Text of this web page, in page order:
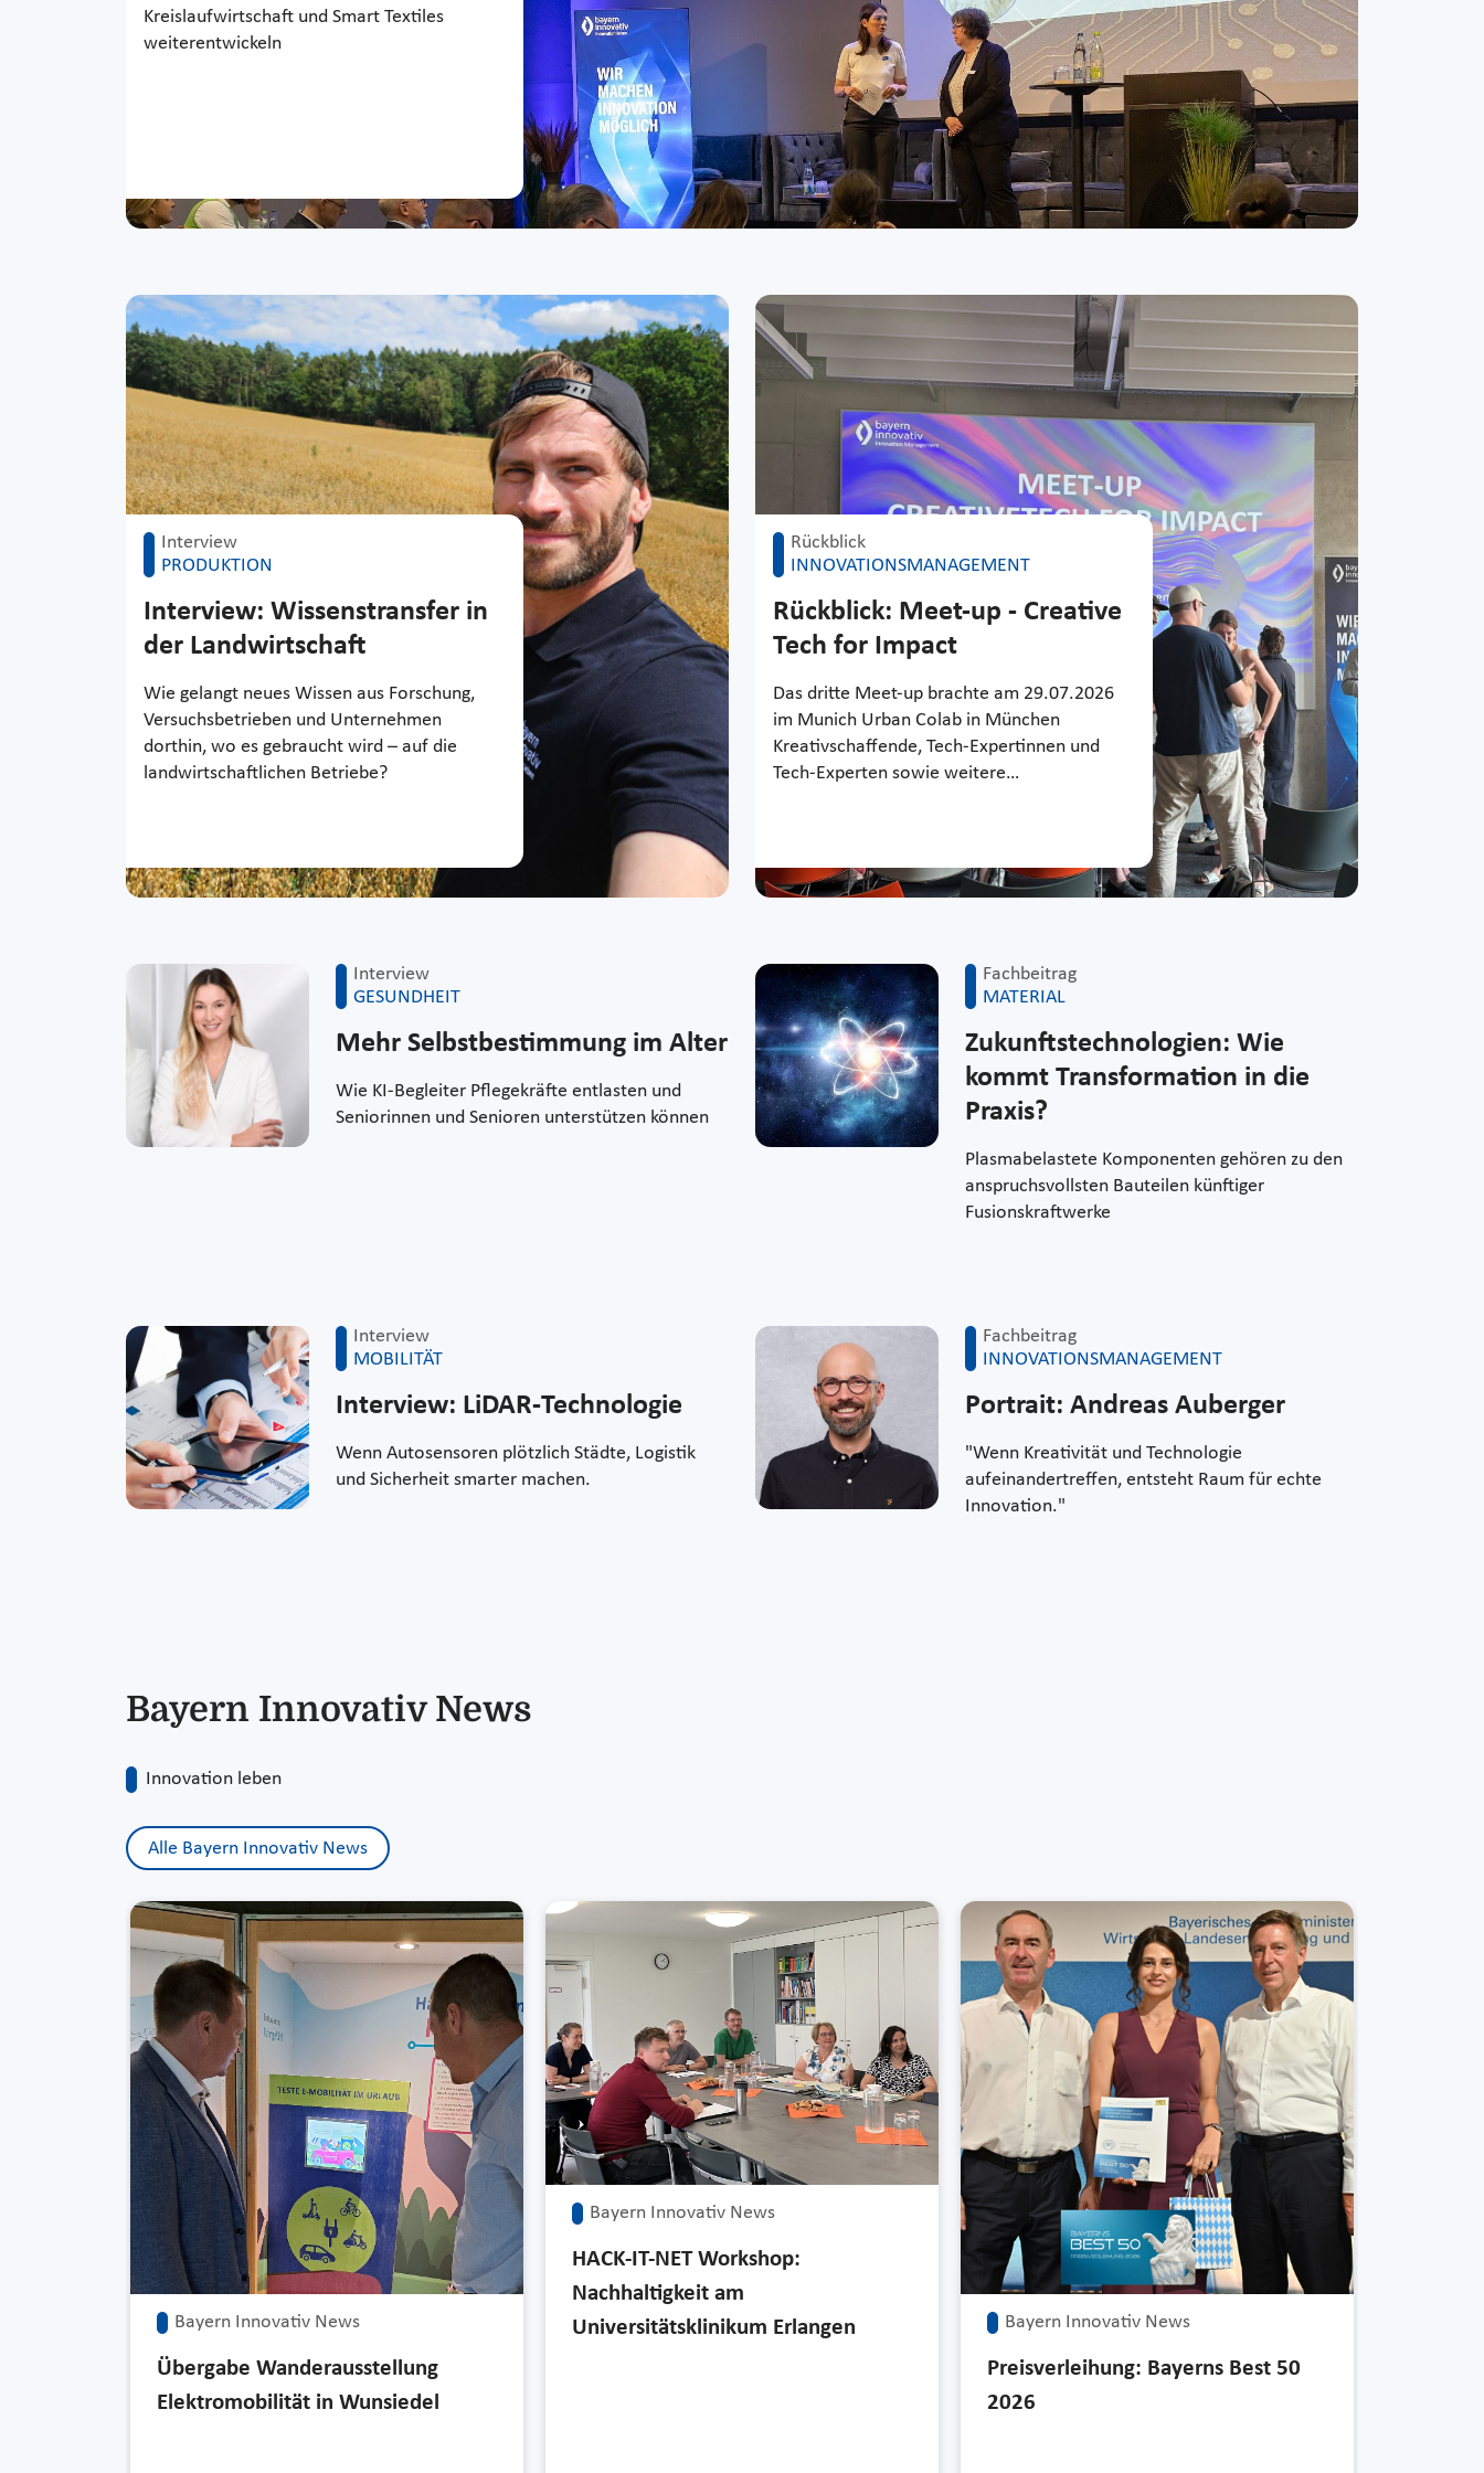
Kreislaufwirtschaft und Smart Textiles
weiterentwickeln
Interview
PRODUKTION
Interview: Wissenstransfer in
der Landwirtschaft
Wie gelangt neues Wissen aus Forschung,
Versuchsbetrieben und Unternehmen
dorthin, wo es gebraucht wird – auf die
landwirtschaftlichen Betriebe?
Rückblick
INNOVATIONSMANAGEMENT
Rückblick: Meet-up - Creative
Tech for Impact
Das dritte Meet-up brachte am 29.07.2026
im Munich Urban Colab in München
Kreativschaffende, Tech-Expertinnen und
Tech-Experten sowie weitere…
Interview
GESUNDHEIT
Mehr Selbstbestimmung im Alter
Wie KI-Begleiter Pflegekräfte entlasten und
Seniorinnen und Senioren unterstützen können
Fachbeitrag
MATERIAL
Zukunftstechnologien: Wie
kommt Transformation in die
Praxis?
Plasmabelastete Komponenten gehören zu den
anspruchsvollsten Bauteilen künftiger
Fusionskraftwerke
Interview
MOBILITÄT
Interview: LiDAR-Technologie
Wenn Autosensoren plötzlich Städte, Logistik
und Sicherheit smarter machen.
Fachbeitrag
INNOVATIONSMANAGEMENT
Portrait: Andreas Auberger
"Wenn Kreativität und Technologie
aufeinandertreffen, entsteht Raum für echte
Innovation."
Bayern Innovativ News
Innovation leben
Alle Bayern Innovativ News
Bayern Innovativ News
Übergabe Wanderausstellung
Elektromobilität in Wunsiedel
Bayern Innovativ News
HACK-IT-NET Workshop:
Nachhaltigkeit am
Universitätsklinikum Erlangen
Bayern Innovativ News
Preisverleihung: Bayerns Best 50
2026